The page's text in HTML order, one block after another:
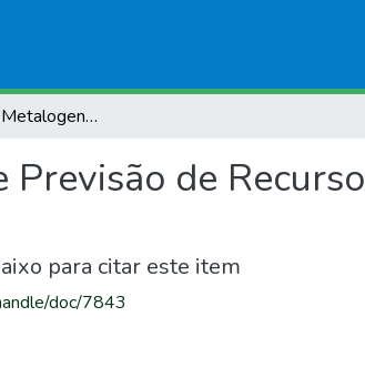
Projeto Mapas Metalogenéticos e de Previsão de Recursos Minerais: Folha SE.23-V-D João Pinheiro
de
para citar este item
doc/7843